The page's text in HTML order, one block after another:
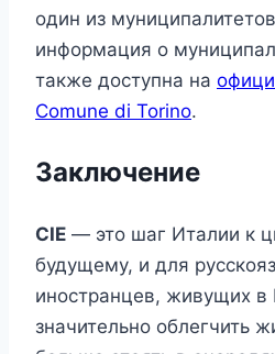
один из
информация о
также доступна на
Comune di Torino.
Заключение
CIE — это шаг Италии к
будущему, и для
иностранцев, живущих
значительно облегчить